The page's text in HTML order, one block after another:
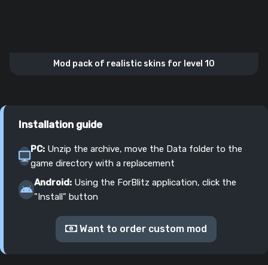
Mod pack of realistic skins for level 10
Installation guide
PC: Unzip the archive, move the Data folder to the
game directory with a replacement
Android: Using the ForBlitz application, click the
"Install" button
Want to order custom mod